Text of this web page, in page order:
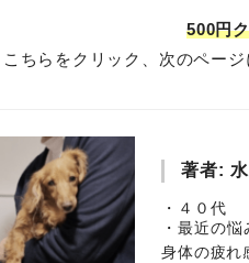
500円
こちらをクリック、次のペー
著者:
・４０代
・最近の
身体の疲れ